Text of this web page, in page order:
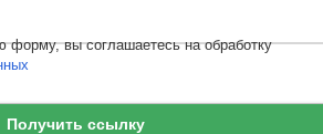
область
иЛенинградская
Забыли пароль
нет аккаунта?
Получить ссылку
форму, вы соглашаетесь на обработку